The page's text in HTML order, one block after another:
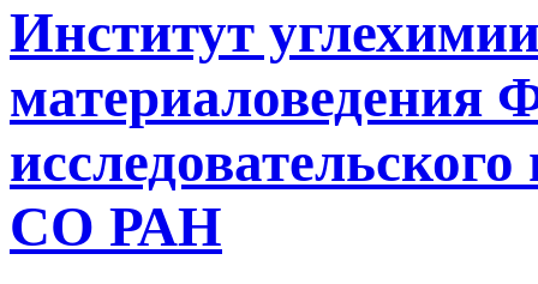
Институт
материаловедения
СО РАН